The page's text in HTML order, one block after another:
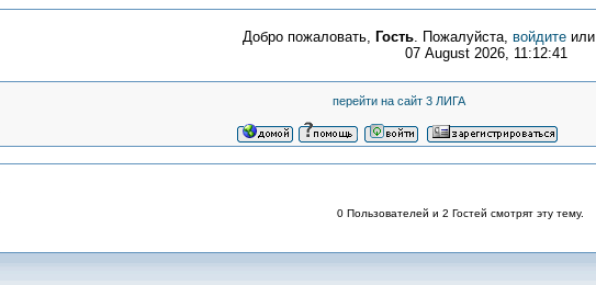
Добро пожаловать, Гость. Пожалуйста, войдите или
07 August 2026, 11:12:41
перейти на сайт 3 ЛИГА
0 Пользователей и 2 Гостей смотрят эту тему.